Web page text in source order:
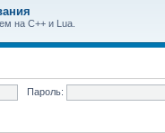
на C++ и Lua.
Пароль: